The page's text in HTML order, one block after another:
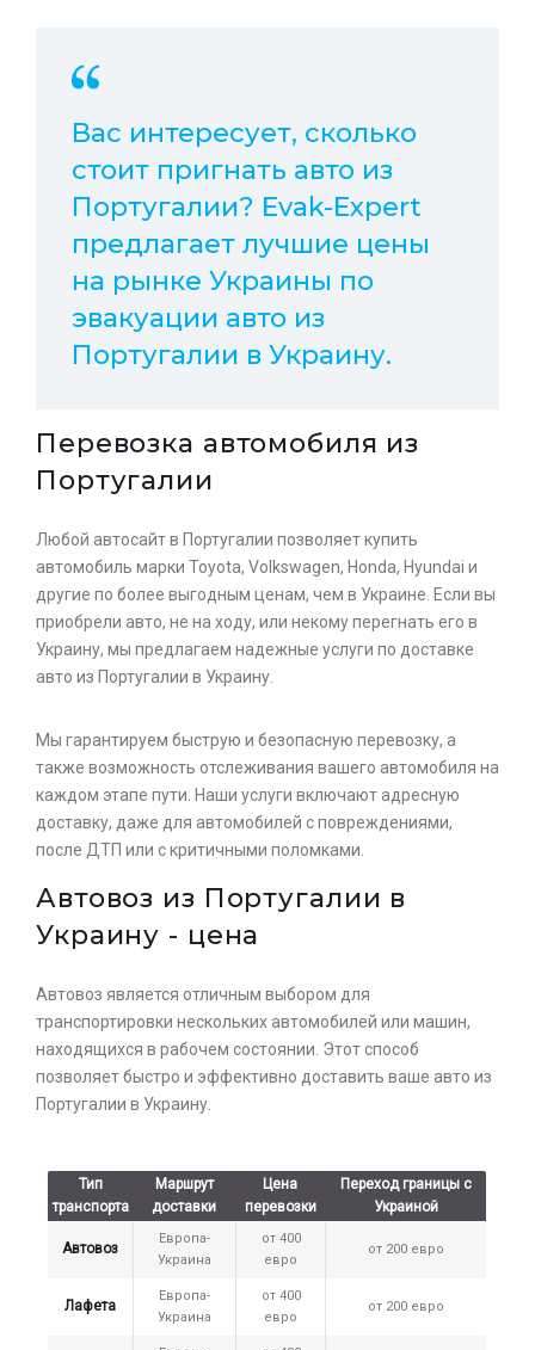
Вас интересует, сколько
стоит пригнать авто из
Португалии? Еvak-Еxpert
предлагает лучшие цены
на рынке Украины по
эвакуации авто из
Португалии в Украину.
Перевозка автомобиля из
Португалии
Любой автосайт в Португалии позволяет купить
автомобиль марки Toyota, Volkswagen, Honda, Hyundai и
другие по более выгодным ценам, чем в Украине. Если вы
приобрели авто, не на ходу, или некому перегнать его в
Украину, мы предлагаем надежные услуги по доставке
авто из Португалии в Украину.
Мы гарантируем быструю и безопасную перевозку, а
также возможность отслеживания вашего автомобиля на
каждом этапе пути. Наши услуги включают адресную
доставку, даже для автомобилей с повреждениями,
после ДТП или с критичными поломками.
Автовоз из Португалии в
Украину - цена
Автовоз является отличным выбором для
транспортировки нескольких автомобилей или машин,
находящихся в рабочем состоянии. Этот способ
позволяет быстро и эффективно доставить ваше авто из
Португалии в Украину.
Тип
транспорта
Маршрут
доставки
Цена
перевозки
Переход границы с
Украиной
Автовоз
Европа-
Украина
от 400
евро
от 200 евро
Лафета
Европа-
Украина
от 400
евро
от 200 евро